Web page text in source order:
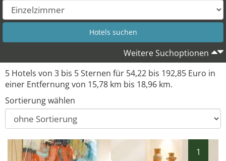
Weitere Suchoptionen
5 Hotels von 3 bis 5 Sternen für 54,22 bis 192,85 Euro in
einer Entfernung von 15,78 km bis 18,96 km.
Sortierung wählen
1